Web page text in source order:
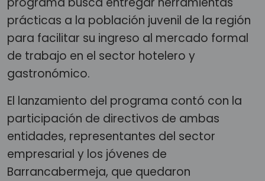
prácticas a la población juvenil de la región
para facilitar su ingreso al mercado formal
de trabajo en el sector hotelero y
gastronómico.
El lanzamiento del programa contó con la
participación de directivos de ambas
entidades, representantes del sector
empresarial y los jóvenes de
Barrancabermeja, que quedaron